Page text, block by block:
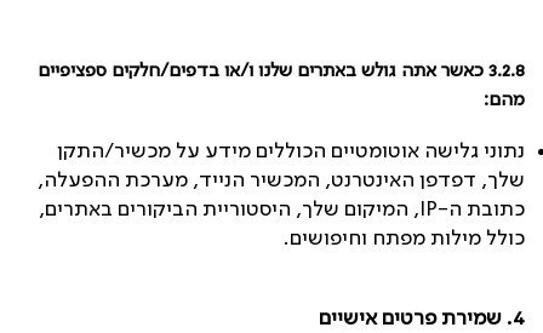
3.2.8 כאשר אתה גולש באתרים שלנו ו/או בדפים/חלקים ספציפיים
מהם:
נתוני גלישה אוטומטיים הכוללים מידע על מכשיר/התקן
שלך, דפדפן האינטרנט, המכשיר הנייד, מערכת ההפעלה,
כתובת ה-IP , המיקום שלך, היסטוריית הביקורים באתרים,
כולל מילות מפתח וחיפושים.
4. שמירת פרטים אישיים